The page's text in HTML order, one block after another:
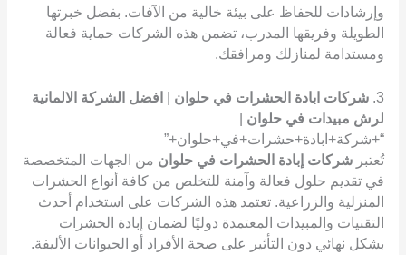
وإرشادات للحفاظ على بيئة خالية من الآفات. بفضل خبرتها
الطويلة وفريقها المدرب، تضمن هذه الشركات حماية فعالة
ومستدامة لمنازلك ومرافقك.
3. شركات ابادة الحشرات في حلوان
افضل الشركة الالمانية
لرش مبيدات في حلوان
“+شركة+ابادة+حشرات+في+حلوان+”
تُعتبر شركات إبادة الحشرات في حلوان من الجهات المتخصصة
في تقديم حلول فعالة وآمنة للتخلص من كافة أنواع الحشرات
المنزلية والزراعية. تعتمد هذه الشركات على استخدام أحدث
التقنيات والمبيدات المعتمدة دوليًا لضمان إبادة الحشرات
بشكل نهائي دون التأثير على صحة الأفراد أو الحيوانات الأليفة.